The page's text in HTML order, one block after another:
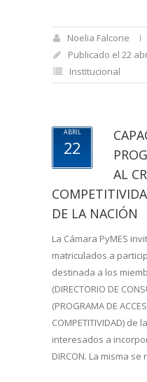
Noelia Falcone
Publicado el 22
Institucional
ABRIL
22
AL
DE LA NACIÓN
La Cámara PyMES
matriculados a
destinada a los
(DIRECTORIO DE
(PROGRAMA DE
COMPETITIVIDAD) de
interesados a
DIRCON. La misma